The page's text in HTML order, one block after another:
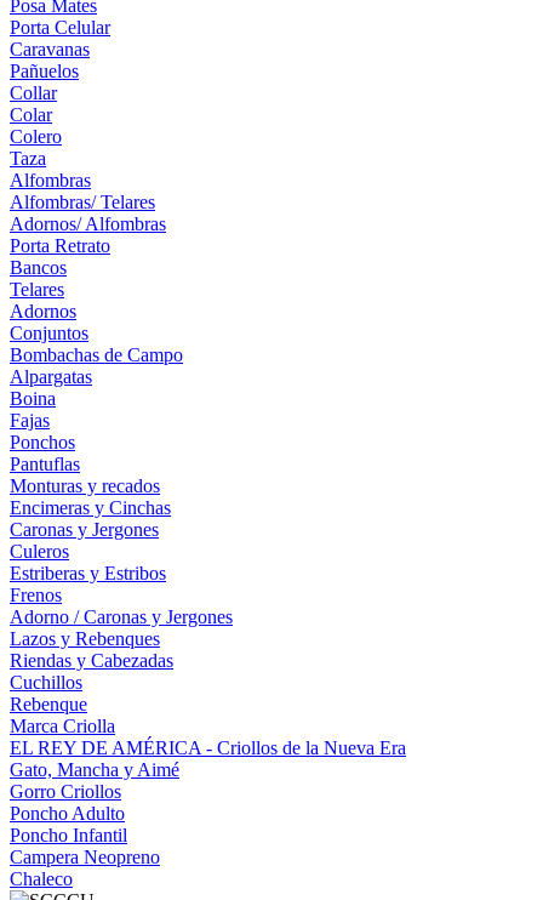
Posa Mates
Porta Celular
Caravanas
Pañuelos
Collar
Colar
Colero
Taza
Alfombras
Alfombras/ Telares
Adornos/ Alfombras
Porta Retrato
Bancos
Telares
Adornos
Conjuntos
Bombachas de Campo
Alpargatas
Boina
Fajas
Ponchos
Pantuflas
Monturas y recados
Encimeras y Cinchas
Caronas y Jergones
Culeros
Estriberas y Estribos
Frenos
Adorno / Caronas y Jergones
Lazos y Rebenques
Riendas y Cabezadas
Cuchillos
Rebenque
Marca Criolla
EL REY DE AMÉRICA - Criollos de la Nueva Era
Gato, Mancha y Aimé
Gorro Criollos
Poncho Adulto
Poncho Infantil
Campera Neopreno
Chaleco